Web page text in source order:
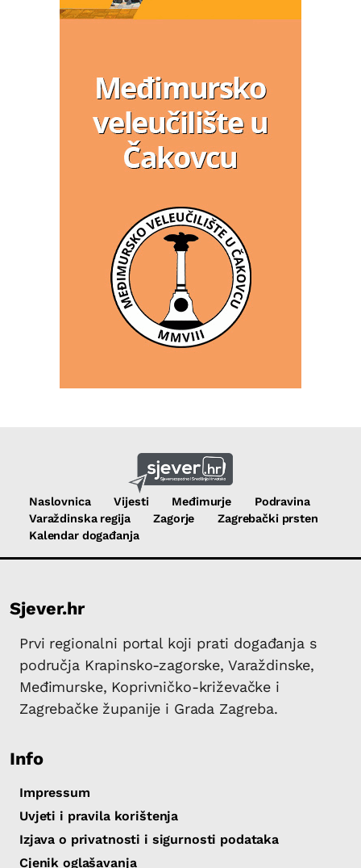
Naslovnica Vijesti Međimurje
Podravina
Varaždinska regija
Zagorje
Zagrebački prsten
Kalendar događanja
Sjever.hr
Prvi regionalni portal koji prati događanja s
područja Krapinsko-zagorske, Varaždinske,
Međimurske, Koprivničko-križevačke i
Zagrebačke županije i Grada Zagreba.
Info
Impressum
Uvjeti i pravila korištenja
Izjava o privatnosti i sigurnosti podataka
Cjenik oglašavanja